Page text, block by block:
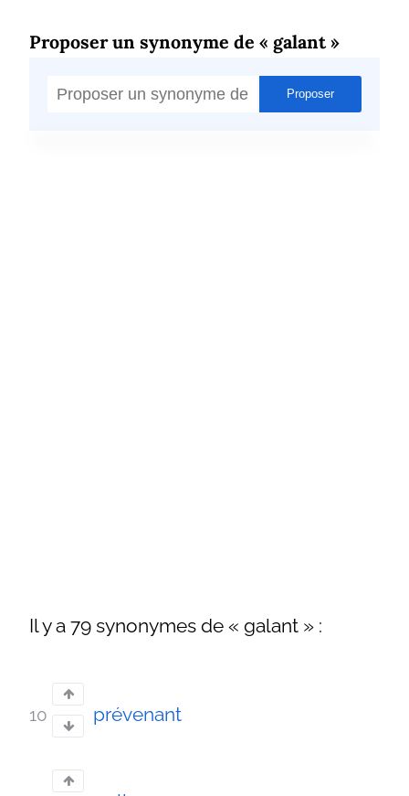
Proposer un synonyme de « galant »
Il y a 79 synonymes de « galant » :
10 prévenant